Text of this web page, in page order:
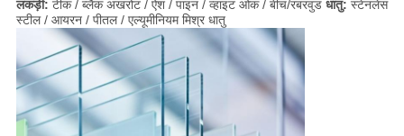
लकड़ी: टीक / ब्लैक अखरोट / ऐश / पाइन / व्हाइट ओक / बीच/रबरवुड धातु: स्टेनलेस
स्टील / आयरन / पीतल / एल्यूमीनियम मिश्र धातु